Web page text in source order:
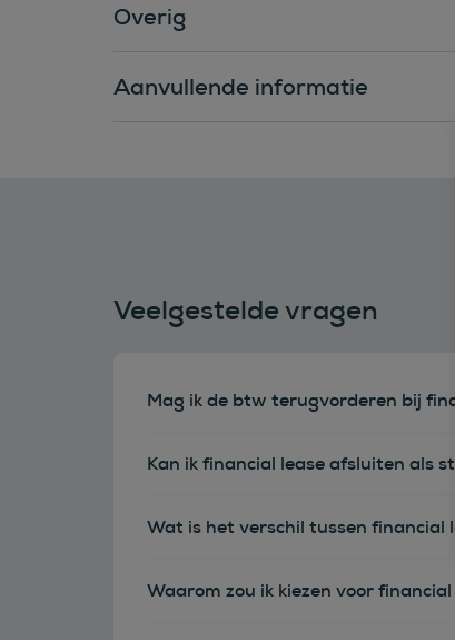
Overig
Aanvullende informatie
Veelgestelde vragen
Mag ik de btw terugvorderen bij
Kan ik financial lease afsluiten als
Wat is het verschil tussen financial
Waarom zou ik kiezen voor